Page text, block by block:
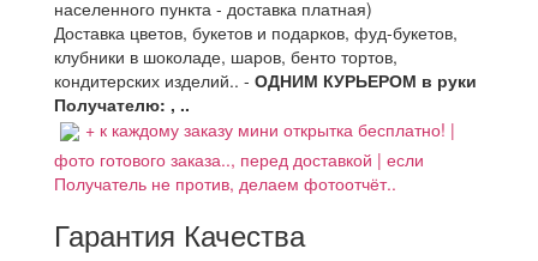
населенного пункта - доставка платная)
Доставка цветов, букетов и подарков, фуд-букетов,
клубники в шоколаде, шаров, бенто тортов,
кондитерских изделий.. - ОДНИМ КУРЬЕРОМ в руки
Получателю: , ..
+ к каждому заказу мини открытка бесплатно! |
фото готового заказа.., перед доставкой | если
Получатель не против, делаем фотоотчёт..
Гарантия Качества